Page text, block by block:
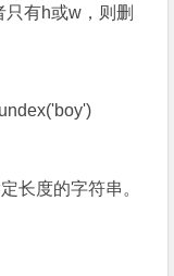
有h或w，则删
长度的字符串。